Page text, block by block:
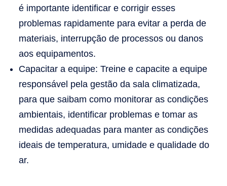
é importante identificar e corrigir esses
problemas rapidamente para evitar a perda de
materiais, interrupção de processos ou danos
aos equipamentos.
Capacitar a equipe: Treine e capacite a equipe
responsável pela gestão da sala climatizada,
para que saibam como monitorar as condições
ambientais, identificar problemas e tomar as
medidas adequadas para manter as condições
ideais de temperatura, umidade e qualidade do
ar.